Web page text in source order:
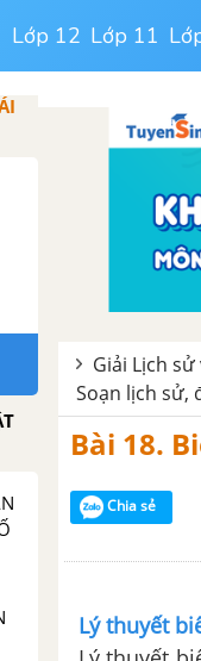
Lớp 12 Lớp 11
Giải Lịch
Soạn lịch sử,
Bài 18.
Chia sẻ
Lý thuyết